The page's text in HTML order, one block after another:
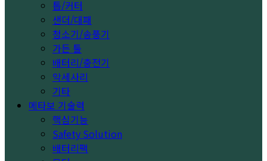
톱/커터
샌더/대패
청소기/송풍기
가든 툴
배터리/충전기
악세사리
기타
메타보 기술력
핵심기능
Safety Solution
배터리팩